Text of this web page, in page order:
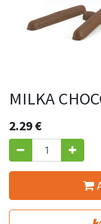
MILKA
2.29€